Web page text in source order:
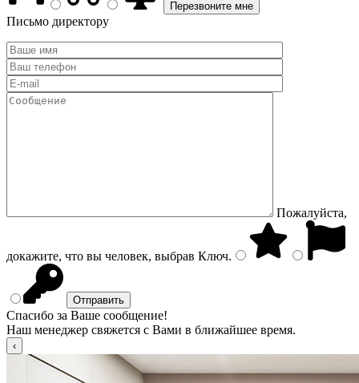
Письмо директору
Пожалуйста,
докажите, что вы человек, выбрав Ключ.
Спасибо за Ваше сообщение!
Наш менеджер свяжется с Вами в ближайшее время.